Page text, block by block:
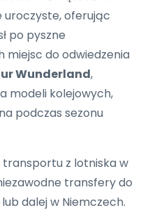
uroczyste, oferując
po pyszne
miejsc do odwiedzenia
Wunderland,
modeli kolejowych,
podczas sezonu
z lotniska w
transfery do
dalej w Niemczech.